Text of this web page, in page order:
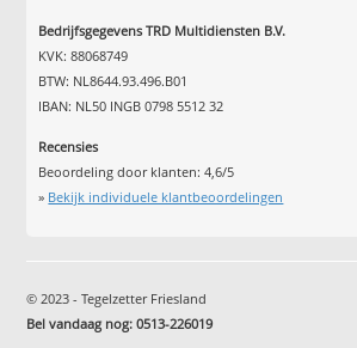
Bedrijfsgegevens TRD Multidiensten B.V.
KVK: 88068749
BTW: NL8644.93.496.B01
IBAN: NL50 INGB 0798 5512 32
Recensies
Beoordeling door klanten:4,6/5
» Bekijk individuele klantbeoordelingen
© 2023 - Tegelzetter Friesland
Bel vandaag nog: 0513-226019